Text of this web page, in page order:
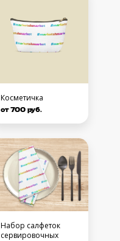
Косметичка
от 700 руб.
Набор салфеток
сервировочных